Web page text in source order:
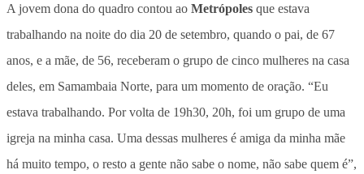
A jovem dona do quadro contou ao Metrópoles que estava
trabalhando na noite do dia 20 de setembro, quando o pai, de 67
anos, e a mãe, de 56, receberam o grupo de cinco mulheres na casa
deles, em Samambaia Norte, para um momento de oração. “Eu
estava trabalhando. Por volta de 19h30, 20h, foi um grupo de uma
igreja na minha casa. Uma dessas mulheres é amiga da minha mãe
há muito tempo, o resto a gente não sabe o nome, não sabe quem é”,